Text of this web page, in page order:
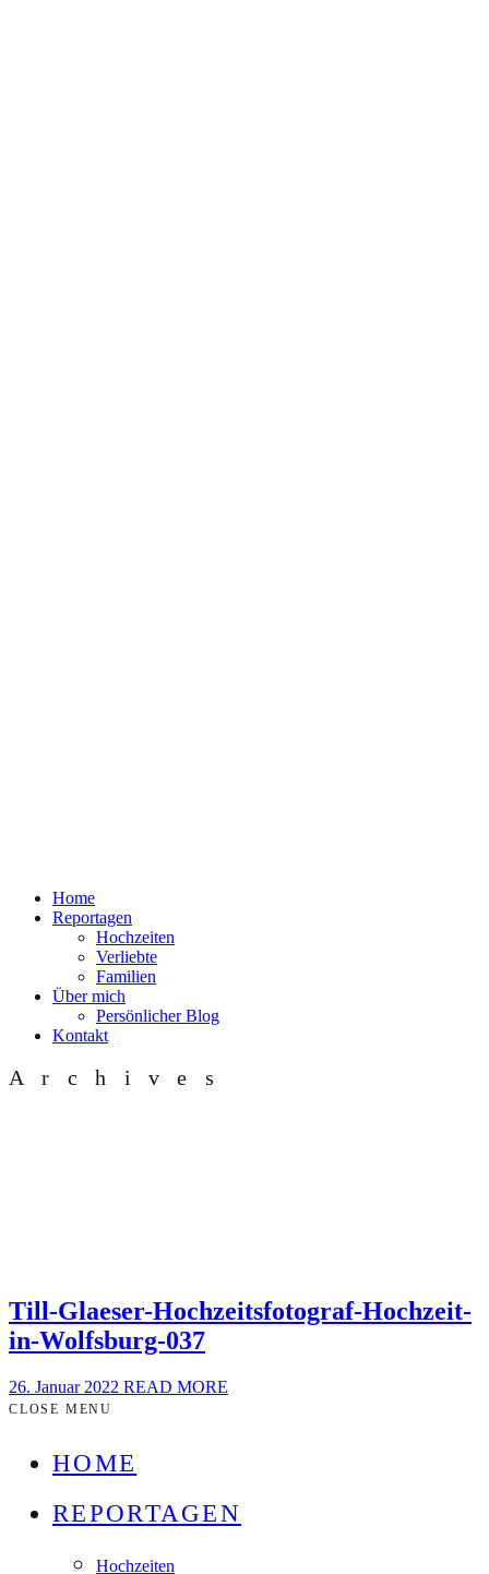
Home
Reportagen
Hochzeiten
Verliebte
Familien
Über mich
Persönlicher Blog
Kontakt
Archives
Till-Glaeser-Hochzeitsfotograf-Hochzeit-
in-Wolfsburg-037
26. Januar 2022 READ MORE
CLOSE MENU
HOME
REPORTAGEN
Hochzeiten